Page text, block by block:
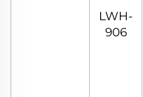
LWH-
906